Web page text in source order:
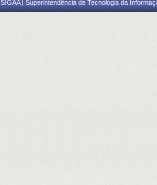
SIGAA | Superintendência de Tecnologia da